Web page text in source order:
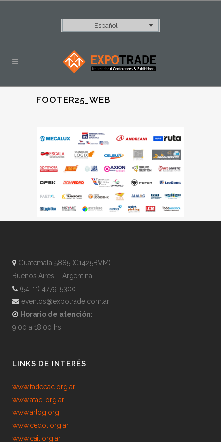
Español
FOOTER25_WEB
Guatemala 5885 (C1425BVM)
Buenos Aires – Argentina
(54-11) 4779-5300
eventos@expotrade.com.ar
Horario de atención:
9:00 a 18:00 hs.
LINKS DE INTERÉS
www.fadeeac.org.ar
www.ataci.org.ar
www.arlog.org
www.cedol.org.ar
www.cail.org.ar